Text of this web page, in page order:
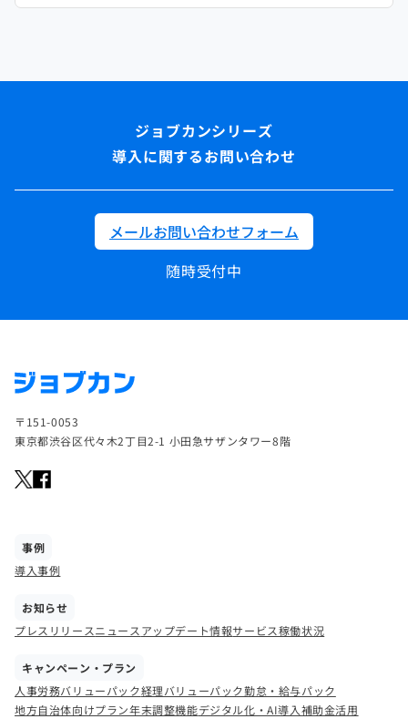
導入に関するお問い合わせ
メールお問い合わせフォーム
随時受付中
〒151-0053
東京都渋谷区代々木2丁目2-1 小田急サザンタワー8階
事例
導入事例
お知らせ
プレスリリースニュース アップデート情報サービス稼働状況
キャンペーン・プラン
人事労務バリューパック経理バリューパック勤怠・給与パック
地方自治体向けプラン年末調整機能デジタル化・AI導入補助金活用